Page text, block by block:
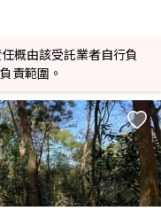
概由該受託業者自行負
責範圍。